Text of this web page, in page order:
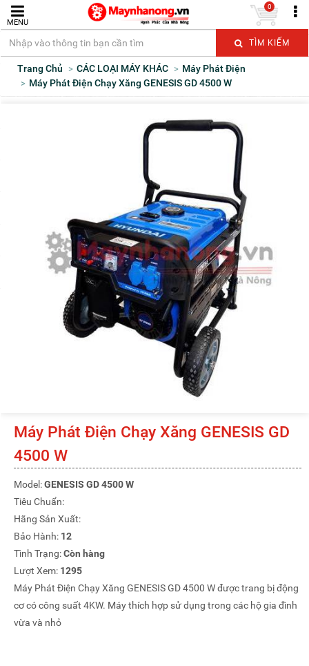
MENU
TÌM KIẾM
0
Trang Chủ CÁC LOẠI MÁY KHÁC
Máy Phát Điện
Máy Phát Điện Chạy Xăng GENESIS GD 4500 W
Máy Phát Điện Chạy Xăng GENESIS GD
4500 W
Model:GENESIS GD 4500 W
Tiêu Chuẩn:
Hãng Sản Xuất:
Bảo Hành: 12
Tình Trạng:Còn hàng
Lượt Xem: 1295
Máy Phát Điện Chạy Xăng GENESIS GD 4500 W được trang bị động
cơ có công suất 4KW. Máy thích hợp sử dụng trong các hộ gia đình
vừa và nhỏ